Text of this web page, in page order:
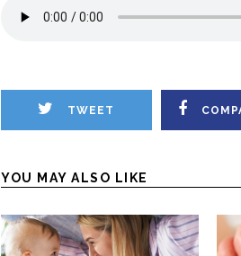
TWEET
YOU MAY ALSO LIKE